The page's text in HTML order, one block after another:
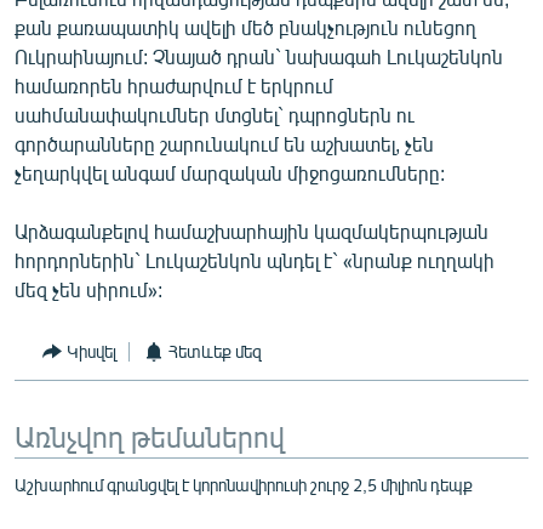
ՀԵՏԵՎԵՔ ՄԵԶ
քան քառապատիկ ավելի մեծ բնակչություն ունեցող
Ուկրաինայում: Չնայած դրան` նախագահ Լուկաշենկոն
համառորեն հրաժարվում է երկրում
սահմանափակումներ մտցնել` դպրոցներն ու
գործարանները շարունակում են աշխատել, չեն
չեղարկվել անգամ մարզական միջոցառումները:
Արձագանքելով համաշխարհային կազմակերպության
հորդորներին` Լուկաշենկոն պնդել է` «նրանք ուղղակի
մեզ չեն սիրում»:
Կիսվել Հետևեք մեզ
Առնչվող թեմաներով
Աշխարհում գրանցվել է կորոնավիրուսի շուրջ 2,5 միլիոն դեպք